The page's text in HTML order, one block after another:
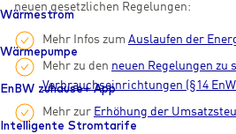
Wärmestrom
Wärmepumpe
EnBW zuhause+ App
Intelligente Stromtarife
neuen gesetzlichen Regelungen:
Mehr Infos zum Auslaufen der
Mehr zu den neuen Regelungen zu
Verbrauchseinrichtungen (§14
Mehr zur Erhöhung der